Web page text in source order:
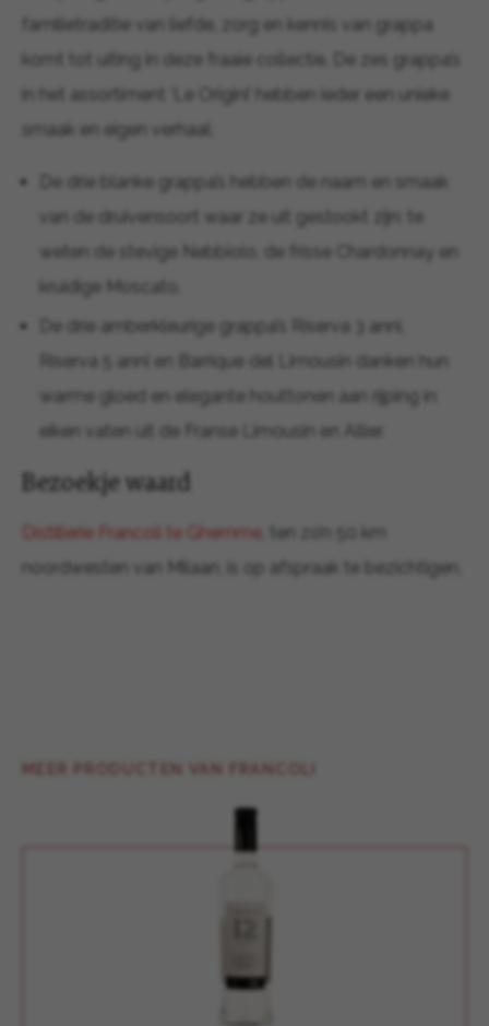
familietraditie van liefde, zorg en kennis van grappa
komt tot uiting in deze fraaie collectie. De zes grappa’s
in het assortiment ‘Le Origini’ hebben ieder een unieke
smaak en eigen verhaal:
De drie blanke grappa’s hebben de naam en smaak
van de druivensoort waar ze uit gestookt zijn: te
weten de stevige Nebbiolo, de frisse Chardonnay en
kruidige Moscato.
De drie amberkleurige grappa’s Riserva 3 anni,
Riserva 5 anni en Barrique del Limousin danken hun
warme gloed en elegante houttonen aan rijping in
eiken vaten uit de Franse Limousin en Allier.
Bezoekje waard
Distillerie Francoli te Ghemme
, ten zo’n 50 km
noordwesten van Milaan, is op afspraak te bezichtigen.